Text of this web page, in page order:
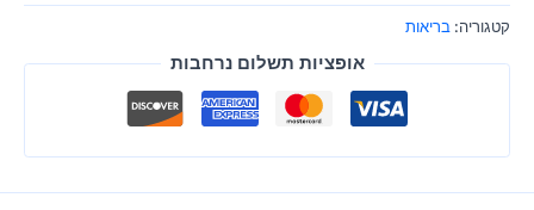
קטגוריה: בריאות
אופציות תשלום נרחבות